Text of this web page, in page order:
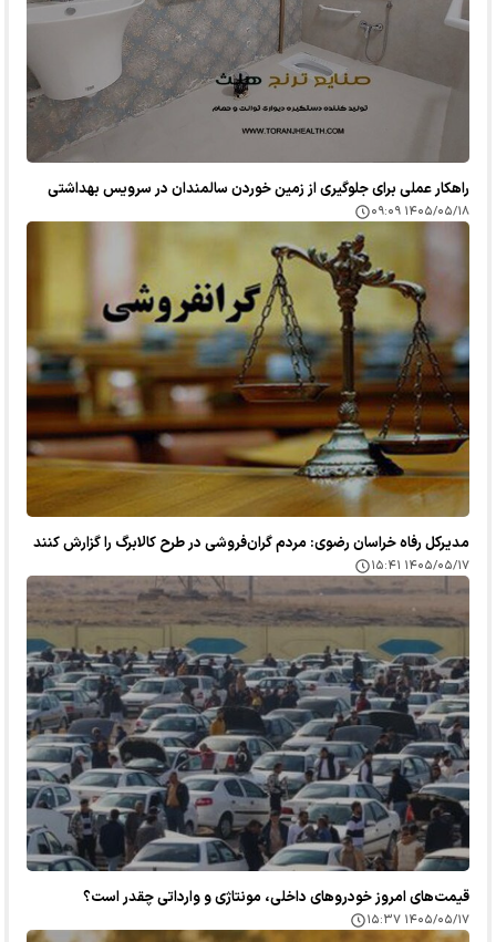
راهکار عملی برای جلوگیری از زمین خوردن سالمندان در سرویس بهداشتی
۱۴۰۵/۰۵/۱۸ ۰۹:۰۹
مدیرکل رفاه خراسان رضوی: مردم گران‌فروشی در طرح کالابرگ را گزارش کنند
۱۴۰۵/۰۵/۱۷ ۱۵:۴۱
قیمت‌های امروز خودرو‌های داخلی، مونتاژی و وارداتی چقدر است؟
۱۴۰۵/۰۵/۱۷ ۱۵:۳۷